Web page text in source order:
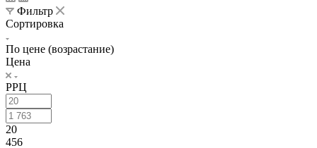
Фильтр
Сортировка
По цене (возрастание)
Цена
РРЦ
20
456